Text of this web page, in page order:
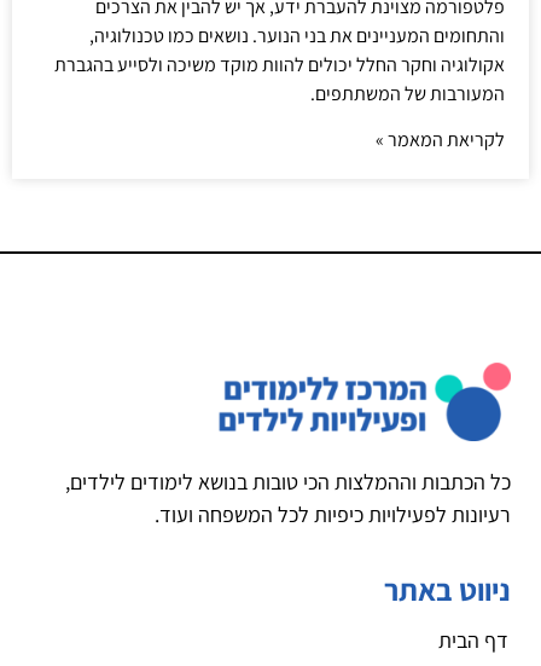
פלטפורמה מצוינת להעברת ידע, אך יש להבין את הצרכים
והתחומים המעניינים את בני הנוער. נושאים כמו טכנולוגיה,
אקולוגיה וחקר החלל יכולים להוות מוקד משיכה ולסייע בהגברת
המעורבות של המשתתפים.
לקריאת המאמר »
כל הכתבות וההמלצות הכי טובות בנושא לימודים לילדים,
רעיונות לפעילויות כיפיות לכל המשפחה ועוד.
ניווט באתר
דף הבית